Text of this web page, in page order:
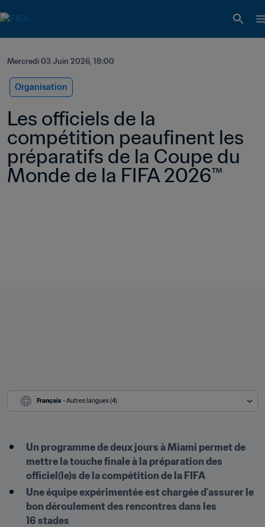
Mercredi 03 Juin 2026, 18:00
Organisation
Les officiels de la
compétition peaufinent les
préparatifs de la Coupe du
Monde de la FIFA 2026™
Français - Autres langues (4)
Un programme de deux jours à Miami permet de
mettre la touche finale à la préparation des
officiel(le)s de la compétition de la FIFA
Une équipe expérimentée est chargée d’assurer le
bon déroulement des rencontres dans les
16 stades